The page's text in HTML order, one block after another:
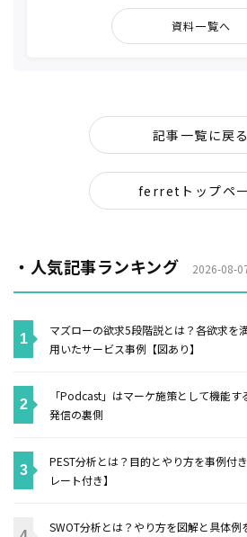
資料一覧へ
記事一覧に戻る
ferretトップペ
・人気記事ランキング 2026-08-
マズローの欲求5段階説とは？各欲求を
用いたサービス事例【図あり】
「Podcast」はマーケ施策として機能
発信の裏側
PEST分析とは？目的とやり方を事例付
レート付き】
SWOT分析とは？やり方を図解と具体